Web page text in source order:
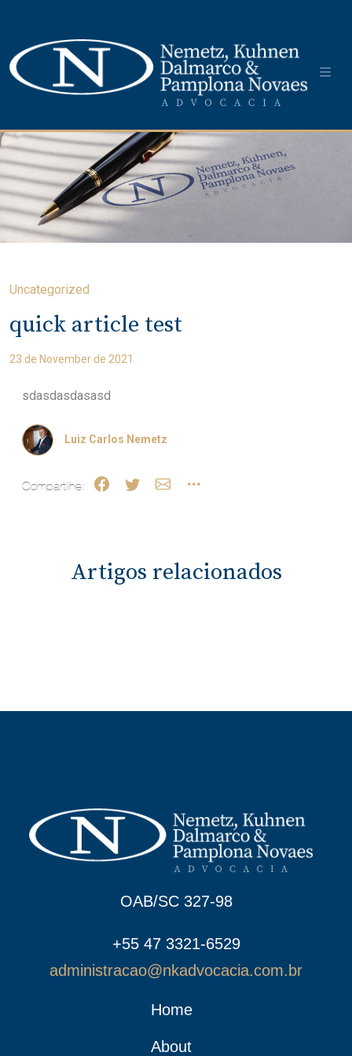
Uncategorized
quick article test
23 de November de 2021
sdasdasdasasd
Luiz Carlos Nemetz
Compartilhe:
Artigos relacionados
OAB/SC 327-98
+55 47 3321-6529
administracao@nkadvocacia.com.br
Home
About